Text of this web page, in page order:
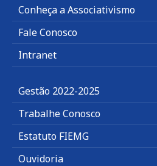
Conheça a Associativismo
Fale Conosco
Intranet
Gestão 2022-2025
Trabalhe Conosco
Estatuto FIEMG
Ouvidoria